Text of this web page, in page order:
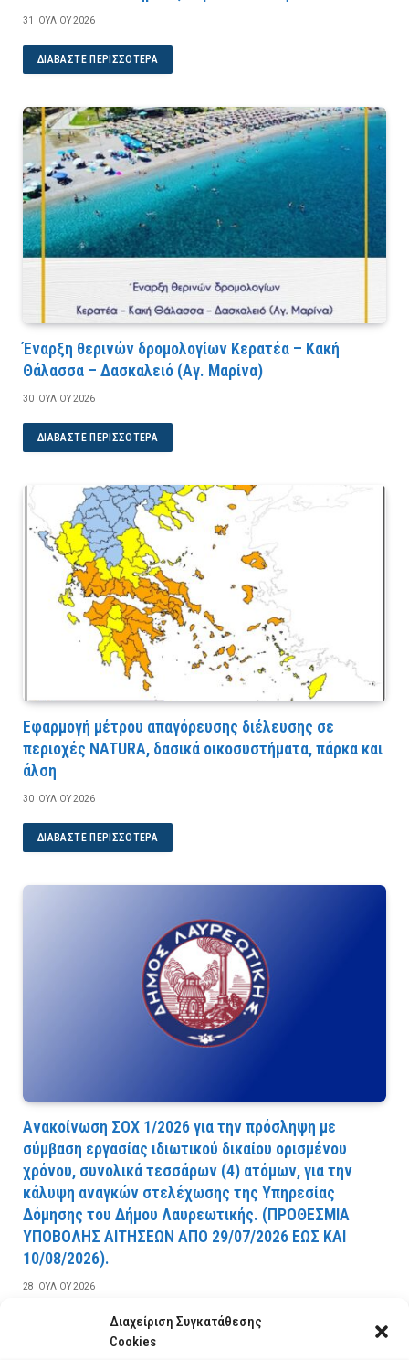
Διαχείριση Συγκατάθεσης
Cookies
31 ΙΟΥΛΊΟΥ 2026
ΔΙΑΒΆΣΤΕ ΠΕΡΙΣΣΌΤΕΡΑ
Έναρξη θερινών δρομολογίων Κερατέα – Κακή
Θάλασσα – Δασκαλειό (Αγ. Μαρίνα)
30 ΙΟΥΛΊΟΥ 2026
ΔΙΑΒΆΣΤΕ ΠΕΡΙΣΣΌΤΕΡΑ
Εφαρμογή μέτρου απαγόρευσης διέλευσης σε
περιοχές NATURA, δασικά οικοσυστήματα, πάρκα και
άλση
30 ΙΟΥΛΊΟΥ 2026
ΔΙΑΒΆΣΤΕ ΠΕΡΙΣΣΌΤΕΡΑ
Ανακοίνωση ΣΟΧ 1/2026 για την πρόσληψη με
σύμβαση εργασίας ιδιωτικού δικαίου ορισμένου
χρόνου, συνολικά τεσσάρων (4) ατόμων, για την
κάλυψη αναγκών στελέχωσης της Υπηρεσίας
Δόμησης του Δήμου Λαυρεωτικής. (ΠPOΘEΣMIA
YΠOBOΛHΣ AITHΣEΩN AΠO 29/07/2026 EΩΣ KAI
10/08/2026).
28 ΙΟΥΛΊΟΥ 2026
ΔΙΑΒΆΣΤΕ ΠΕΡΙΣΣΌΤΕΡΑ